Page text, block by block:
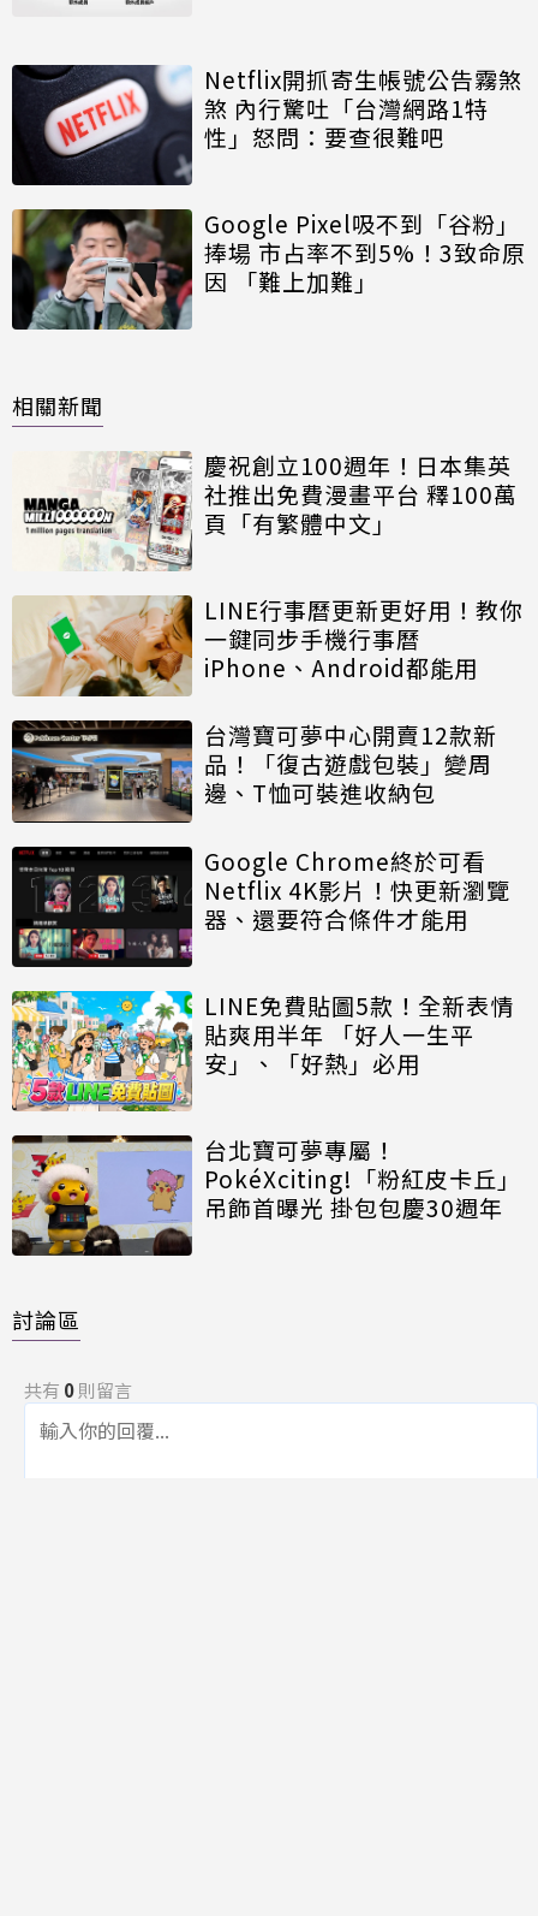
Netflix開抓寄生帳號公告霧煞
煞 內行驚吐「台灣網路1特
性」怒問：要查很難吧
Google Pixel吸不到「谷粉」
捧場 市占率不到5%！3致命原
因 「難上加難」
相關新聞
慶祝創立100週年！日本集英
社推出免費漫畫平台 釋100萬
頁「有繁體中文」
LINE行事曆更新更好用！教你
一鍵同步手機行事曆
iPhone、Android都能用
台灣寶可夢中心開賣12款新
品！「復古遊戲包裝」變周
邊、T恤可裝進收納包
Google Chrome終於可看
Netflix 4K影片！快更新瀏覽
器、還要符合條件才能用
LINE免費貼圖5款！全新表情
貼爽用半年 「好人一生平
安」、「好熱」必用
台北寶可夢專屬！
PokéXciting!「粉紅皮卡丘」
吊飾首曝光 掛包包慶30週年
討論區
共有 0則留言